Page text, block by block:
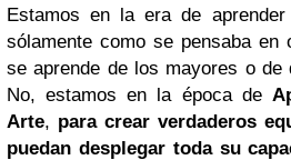
Estamos en la era de
sólamente como se pensaba en
se aprende de los mayores o de
No, estamos en la época de
Arte, para crear verdaderos
puedan desplegar toda su